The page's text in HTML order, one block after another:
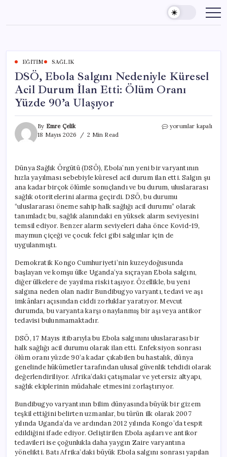
content
EĞITIM SAĞLIK
DSÖ, Ebola Salgını Nedeniyle Küresel
Acil Durum İlan Etti: Ölüm Oranı
Yüzde 90’a Ulaşıyor
By Emre Çelik
18 Mayıs 2026
2 Min Read
DSÖ,
Acil
Durum
İlan
Etti:
Ölüm
Yüzde
90’a
Ulaşıyor
yorumlar kapalı
Dünya Sağlık Örgütü (DSÖ), Ebola’nın yeni bir varyantının
hızla yayılması sebebiyle küresel acil durum ilan etti. Salgın şu
ana kadar birçok ölümle sonuçlandı ve bu durum, uluslararası
sağlık otoritelerini alarma geçirdi. DSÖ, bu durumu
“uluslararası öneme sahip halk sağlığı acil durumu” olarak
tanımladı; bu, sağlık alanındaki en yüksek alarm seviyesini
temsil ediyor. Benzer alarm seviyeleri daha önce Kovid-19,
maymun çiçeği ve çocuk felci gibi salgınlar için de
uygulanmıştı.
Demokratik Kongo Cumhuriyeti’nin kuzeydoğusunda
başlayan ve komşu ülke Uganda’ya sıçrayan Ebola salgını,
diğer ülkelere de yayılma riski taşıyor. Özellikle, bu yeni
salgına neden olan nadir Bundibugyo varyantı, tedavi ve aşı
imkânları açısından ciddi zorluklar yaratıyor. Mevcut
durumda, bu varyanta karşı onaylanmış bir aşı veya antikor
tedavisi bulunmamaktadır.
DSÖ, 17 Mayıs itibarıyla bu Ebola salgınını uluslararası bir
halk sağlığı acil durumu olarak ilan etti. Enfeksiyon sonrası
ölüm oranı yüzde 90’a kadar çıkabilen bu hastalık, dünya
genelinde hükümetler tarafından ulusal güvenlik tehdidi olarak
değerlendiriliyor. Afrika’daki çatışmalar ve yetersiz altyapı,
sağlık ekiplerinin müdahale etmesini zorlaştırıyor.
Bundibugyo varyantının bilim dünyasında büyük bir gizem
teşkil ettiğini belirten uzmanlar, bu türün ilk olarak 2007
yılında Uganda’da ve ardından 2012 yılında Kongo’da tespit
edildiğini ifade ediyor. Geliştirilen Ebola aşıları ve antikor
tedavileri ise çoğunlukla daha yaygın Zaire varyantına
yönelikti. Batı Afrika’daki büyük Ebola salgını sonrası yapılan